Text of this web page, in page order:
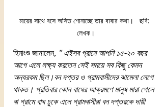
মায়ের সাথে বসে অসিত শোনাচ্ছে তার বাবার কথা।   ছবি:
লেখক।
হিমাংশু জানালেন, " এইসব গ্রামে আপনি ১৫-২০ বছর
আগে এলে লক্ষ্য করতেন সেই সময়ে সব কিছু কেমন
অন্যরকম ছিল।বন দপ্তর ও গ্রামবাসীদের ঝামেলা লেগে
থাকত। প্রতিবার কোন বাঘের আক্রমণে মানুষ মারা গেলে
বা গ্রামে বাঘ ঢুকে এলে গ্রামবাসীরা বন দপ্তরকে দায়ী